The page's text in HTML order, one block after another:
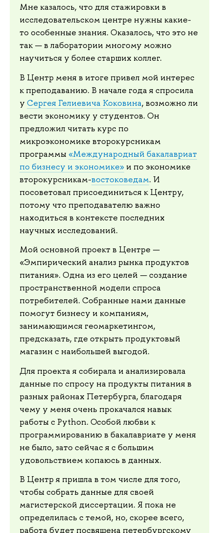
Мне казалось, что для стажировки в
исследовательском центре нужны какие-
то особенные знания. Оказалось, что это не
так — в лаборатории многому можно
научиться у более старших коллег.
В Центр меня в итоге привел мой интерес
к преподаванию. В начале года я спросила
у Сергея Гелиевича Коковина, возможно ли
вести экономику у студентов. Он
предложил читать курс по
микроэкономике второкурсникам
программы «Международный бакалавриат
по бизнесу и экономике» и по экономике
второкурсникам-востоковедам. И
посоветовал присоединиться к Центру,
потому что преподавателю важно
находиться в контексте последних
научных исследований.
Мой основной проект в Центре —
«Эмпирический анализ рынка продуктов
питания». Одна из его целей — создание
пространственной модели спроса
потребителей. Собранные нами данные
помогут бизнесу и компаниям,
занимающимся геомаркетингом,
предсказать, где открыть продуктовый
магазин с наибольшей выгодой.
Для проекта я собирала и анализировала
данные по спросу на продукты питания в
разных районах Петербурга, благодаря
чему у меня очень прокачался навык
работы с Python. Особой любви к
программированию в бакалавриате у меня
не было, зато сейчас я с большим
удовольствием копаюсь в данных.
В Центр я пришла в том числе для того,
чтобы собрать данные для своей
магистерской диссертации. Я пока не
определилась с темой, но, скорее всего,
работа будет посвящена петербургскому